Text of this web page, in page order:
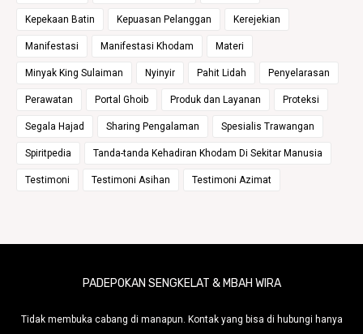
Kepekaan Batin Kepuasan Pelanggan Kerejekian
Manifestasi Manifestasi Khodam Materi
Minyak King Sulaiman Nyinyir Pahit Lidah Penyelarasan
Perawatan Portal Ghoib Produk dan Layanan Proteksi
Segala Hajad Sharing Pengalaman Spesialis Trawangan
Spiritpedia Tanda-tanda Kehadiran Khodam Di Sekitar Manusia
Testimoni Testimoni Asihan Testimoni Azimat
PADEPOKAN SENGKELAT & MBAH WIRA
Tidak membuka cabang di manapun. Kontak yang bisa di hubungi hanya